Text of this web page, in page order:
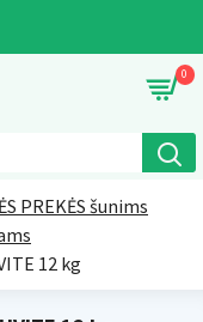
0
PREKĖS šunims
12 kg